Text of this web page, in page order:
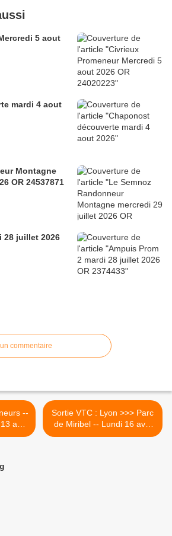
commentaire
avril
Sortie VTC : Lyon >>> Parc
de Miribel -- Lundi 16 avril
2018 >